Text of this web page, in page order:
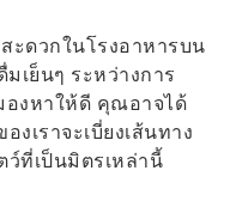
ะดวกในโรงอาหารบน
มเย็นๆ ระหว่างการ
องหาให้ดี คุณอาจได้
งเราจะเบี่ยงเส้นทาง
ที่เป็นมิตรเหล่านี้